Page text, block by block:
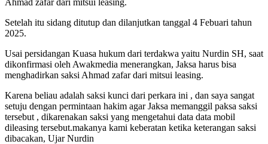
Setelah itu sidang ditutup dan dilanjutkan tanggal 4 Febuari tahun
2025.
Usai persidangan Kuasa hukum dari terdakwa yaitu Nurdin SH, saat
dikonfirmasi oleh Awakmedia menerangkan, Jaksa harus bisa
menghadirkan saksi Ahmad zafar dari mitsui leasing.
Karena beliau adalah saksi kunci dari perkara ini , dan saya sangat
setuju dengan permintaan hakim agar Jaksa memanggil paksa saksi
tersebut , dikarenakan saksi yang mengetahui data data mobil
dileasing tersebut.makanya kami keberatan ketika keterangan saksi
dibacakan, Ujar Nurdin